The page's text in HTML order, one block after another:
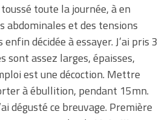
toute la journée, à en
abdominales et des tensions
décidée à essayer. J’ai pris 3
sont assez larges, épaisses,
est une décoction. Mettre
à ébullition, pendant 15mn.
dégusté ce breuvage. Première